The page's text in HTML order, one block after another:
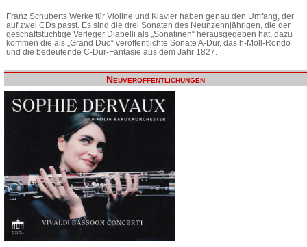
Franz Schuberts Werke für Violine und Klavier haben genau den Umfang, der
auf zwei CDs passt. Es sind die drei Sonaten des Neunzehnjährigen, die der
geschäftstüchtige Verleger Diabelli als „Sonatinen“ herausgegeben hat, dazu
kommen die als „Grand Duo“ veröffentlichte Sonate A-Dur, das h-Moll-Rondo
und die bedeutende C-Dur-Fantasie aus dem Jahr 1827.
Neuveröffentlichungen